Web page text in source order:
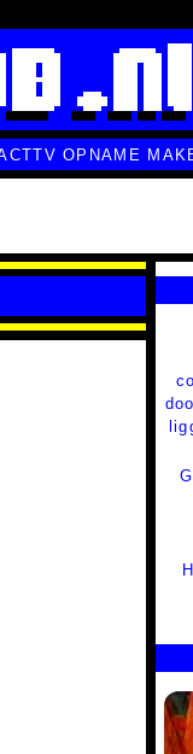
TV OPNAME